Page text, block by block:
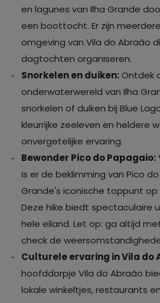
en lagunes van Ilha Grande
een boottocht. Er zijn
omgeving van Vila do Abraão
dagtochten organiseren.
Snorkelen en duiken:Ontdek
onderwaterwereld van Ilha
snorkelen of duiken bij Blue
kleurrijke zeeleven en heldere
onvergetelijke ervaring.
Bewonder Pico do Papagaio:
is er de beklimming van Pico
Grande's iconische toppunt
Deze hike biedt spectaculaire
hele eiland. Let op: ga altijd
check de
Culturele ervaring in Vila do
hoofddorpje Vila do Abraão
lokale winkeltjes, restaurants